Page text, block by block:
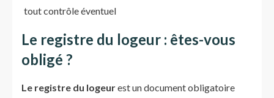
tout contrôle éventuel
Le registre du logeur : êtes-vous
obligé ?
Le registre du logeurest un document obligatoire